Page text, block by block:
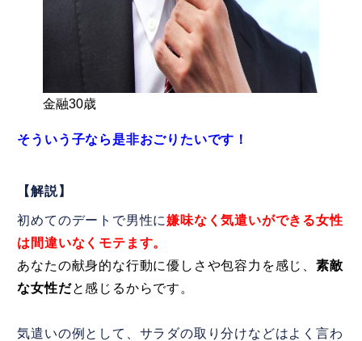
金融30歳
そういう子なら是非おごりたいです！
【解説】
初めてのデートで男性に嫌味なく気遣いができる女性
は間違いなくモテます。
あなたの献身的な行動に優しさや包容力を感じ、素敵
な女性だと感じるからです。
気遣いの例として、サラダの取り分けなどはよく言わ